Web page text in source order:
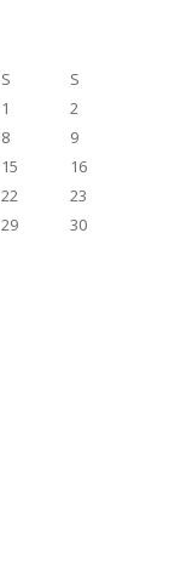
S
S
1
2
8
9
15
16
22
23
29
30